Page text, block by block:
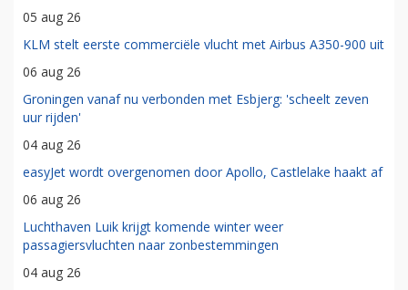
05 aug 26
KLM stelt eerste commerciële vlucht met Airbus A350-900 uit
06 aug 26
Groningen vanaf nu verbonden met Esbjerg: 'scheelt zeven
uur rijden'
04 aug 26
easyJet wordt overgenomen door Apollo, Castlelake haakt af
06 aug 26
Luchthaven Luik krijgt komende winter weer
passagiersvluchten naar zonbestemmingen
04 aug 26